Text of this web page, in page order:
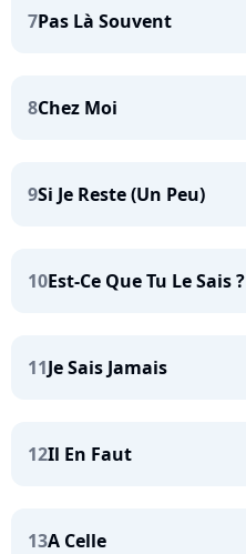
7Pas Là Souvent
8Chez Moi
9Si Je Reste (Un Peu)
10Est-Ce Que Tu Le Sais ?
11Je Sais Jamais
12Il En Faut
13A Celle